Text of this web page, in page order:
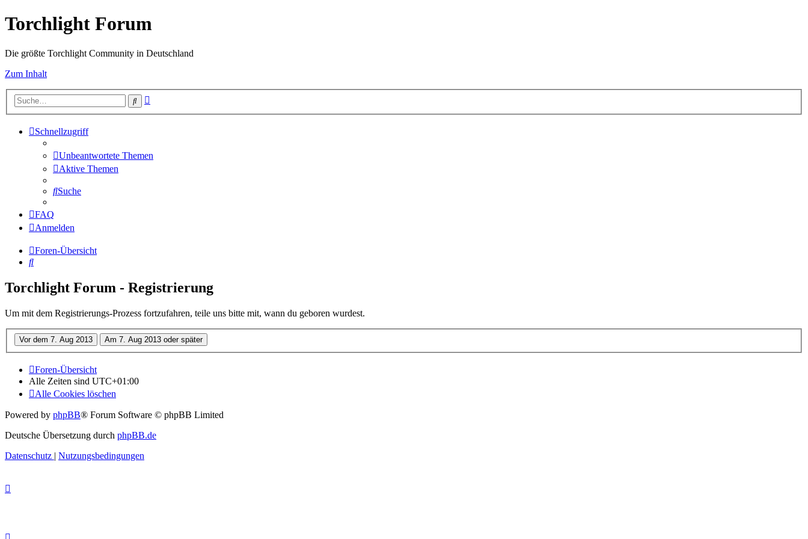
Torchlight Forum
Die größte Torchlight Community in Deutschland
Zum Inhalt
Suche
Schnellzugriff
Unbeantwortete Themen
Aktive Themen
Suche
FAQ
Anmelden
Foren-Übersicht
Suche
Torchlight Forum - Registrierung
Um mit dem Registrierungs-Prozess fortzufahren, teile uns bitte mit, wann du geboren wurdest.
Foren-Übersicht
Alle Zeiten sind UTC+01:00
Alle Cookies löschen
Powered by phpBB® Forum Software © phpBB Limited
Deutsche Übersetzung durch phpBB.de
Datenschutz | Nutzungsbedingungen